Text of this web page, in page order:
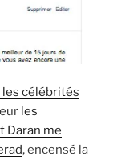
célébrités
les
Daran me
, encensé la